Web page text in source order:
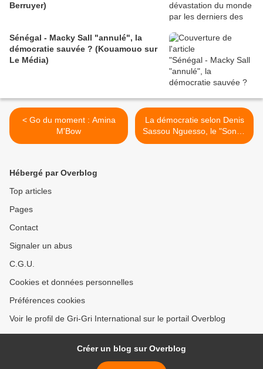
Berruyer)
Sénégal - Macky Sall "annulé", la
démocratie sauvée ? (Kouamouo sur
Le Média)
< Go du moment : Amina
M'Bow
La démocratie selon Denis
Sassou Nguesso, le "Son of
the Beach" >
Hébergé par Overblog
Top articles
Pages
Contact
Signaler un abus
C.G.U.
Cookies et données personnelles
Préférences cookies
Voir le profil de Gri-Gri International sur le portail Overblog
Créer un blog sur Overblog